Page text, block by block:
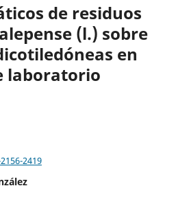
de residuos
(l.) sobre
en
laboratorio
2419